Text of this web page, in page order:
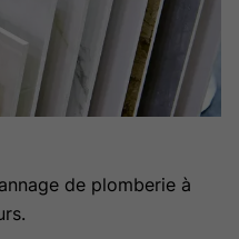
de plomberie à